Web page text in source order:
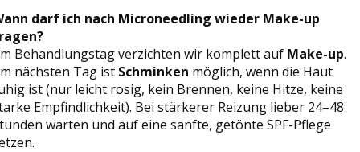
darf ich nach Microneedling wieder Make-up
Behandlungstag verzichten wir komplett auf Make-up.
nächsten Tag ist Schminken möglich, wenn die Haut
ist (nur leicht rosig, kein Brennen, keine Hitze, keine
Empfindlichkeit). Bei stärkerer Reizung lieber 24–48
warten und auf eine sanfte, getönte SPF-Pflege